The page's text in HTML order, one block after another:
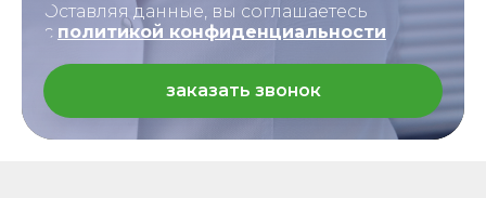
Оставляя данные, вы соглашаетесь
с политикой конфиденциальности
заказать звонок